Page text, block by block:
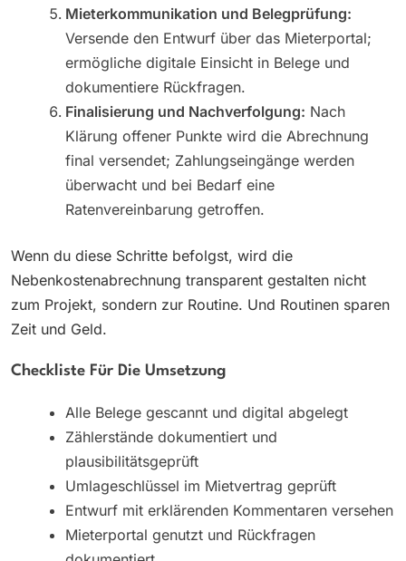
Mieterkommunikation und Belegprüfung:
Versende den Entwurf über das Mieterportal;
ermögliche digitale Einsicht in Belege und
dokumentiere Rückfragen.
Finalisierung und Nachverfolgung: Nach
Klärung offener Punkte wird die Abrechnung
final versendet; Zahlungseingänge werden
überwacht und bei Bedarf eine
Ratenvereinbarung getroffen.
Wenn du diese Schritte befolgst, wird die
Nebenkostenabrechnung transparent gestalten nicht
zum Projekt, sondern zur Routine. Und Routinen sparen
Zeit und Geld.
Checkliste Für Die Umsetzung
Alle Belege gescannt und digital abgelegt
Zählerstände dokumentiert und
plausibilitätsgeprüft
Umlageschlüssel im Mietvertrag geprüft
Entwurf mit erklärenden Kommentaren versehen
Mieterportal genutzt und Rückfragen